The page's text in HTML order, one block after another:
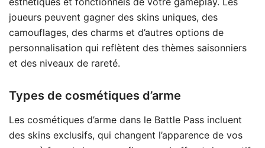
joueurs peuvent gagner des skins uniques, des
camouflages, des charms et d’autres options de
personnalisation qui reflètent des thèmes saisonniers
et des niveaux de rareté.
Types de cosmétiques d’arme
Les cosmétiques d’arme dans le Battle Pass incluent
des skins exclusifs, qui changent l’apparence de vos